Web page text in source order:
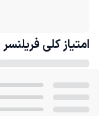
امتیاز کلی فریلنسر